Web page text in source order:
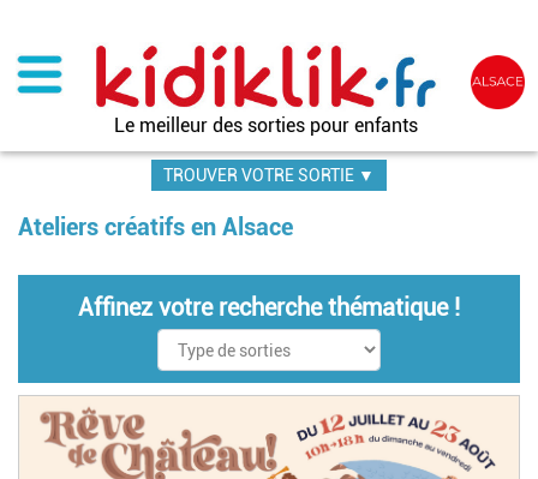
contenu
principal
Le meilleur des sorties pour enfants
TROUVER VOTRE SORTIE ▼
Ateliers créatifs en Alsace
Affinez votre recherche thématique !